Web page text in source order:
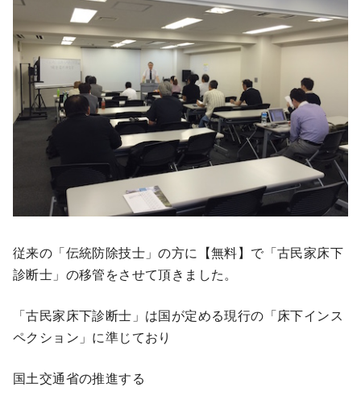
従来の「伝統防除技士」の方に【無料】で「古民家床下
診断士」の移管をさせて頂きました。
「古民家床下診断士」は国が定める現行の「床下インス
ペクション」に準じており
国土交通省の推進する